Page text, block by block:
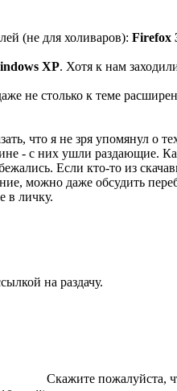
(не для холиваров): Firefox
XP. Хотя к нам
не столько к теме
что я не зря упомянул о
- с них ушли раздающие.
Если кто-то из
можно даже обсудить
в личку.
на раздачу.
Скажите пожалуйста,